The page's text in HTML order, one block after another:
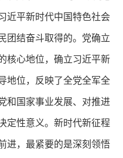
近平新时代中国特色社会
团结奋斗取得的。党确立
核心地位，确立习近平新
地位，反映了全党全军全
和国家事业发展、对推进
定性意义。新时代新征程
进，最紧要的是深刻领悟